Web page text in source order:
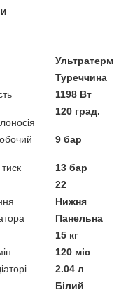
Ультратерм
Туреччина
1198 Вт
120 град.
9 бар
13 бар
22
Нижня
Панельна
15 кг
120 міс
2.04 л
Білий